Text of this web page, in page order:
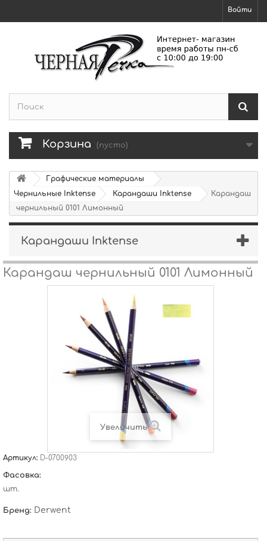
Войти
Корзина (пусто)
Графические материалы
Чернильные Inktense
Карандаши Inktense
Карандаш
чернильный 0101 Лимонный
Карандаши Inktense
Карандаш чернильный 0101 Лимонный
Увеличить
Артикул: D-0700903
Фасовка:
шт.
Бренд: Derwent